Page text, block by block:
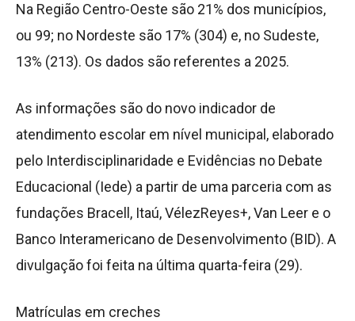
Na Região Centro-Oeste são 21% dos municípios,
ou 99; no Nordeste são 17% (304) e, no Sudeste,
13% (213). Os dados são referentes a 2025.
As informações são do novo indicador de
atendimento escolar em nível municipal, elaborado
pelo Interdisciplinaridade e Evidências no Debate
Educacional (Iede) a partir de uma parceria com as
fundações Bracell, Itaú, VélezReyes+, Van Leer e o
Banco Interamericano de Desenvolvimento (BID). A
divulgação foi feita na última quarta-feira (29).
Matrículas em creches